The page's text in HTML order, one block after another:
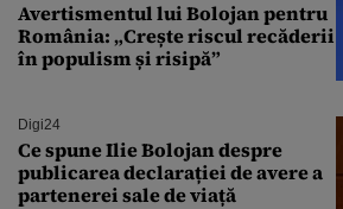
Avertismentul lui Bolojan pentru
România: „Crește riscul recăderii
în populism și risipă”
Digi24
Ce spune Ilie Bolojan despre
publicarea declarației de avere a
partenerei sale de viață